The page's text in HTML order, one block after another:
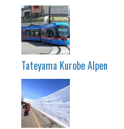
Tateyama Kurobe Alpen